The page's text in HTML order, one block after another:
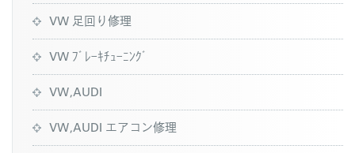
VW 足回り修理
VW ﾌﾞﾚｰｷﾁｭｰﾆﾝｸﾞ
VW,AUDI
VW,AUDI エアコン修理